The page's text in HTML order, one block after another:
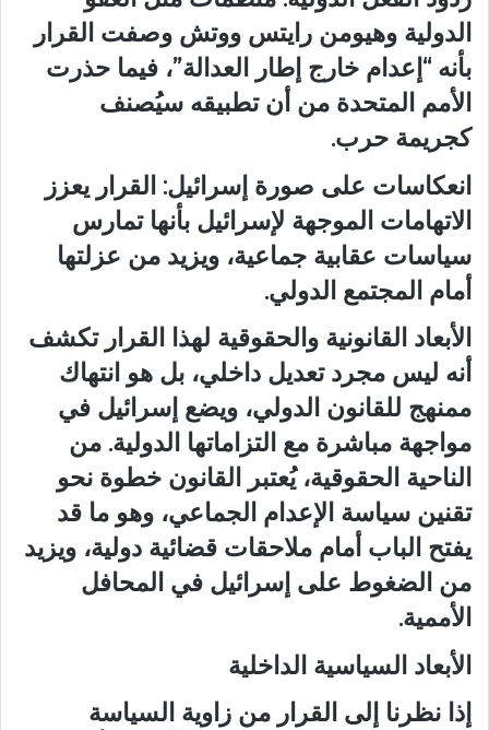
الدولية وهيومن رايتس ووتش وصفت القرار
بأنه “إعدام خارج إطار العدالة”، فيما حذرت
الأمم المتحدة من أن تطبيقه سيُصنف
كجريمة حرب.
انعكاسات على صورة إسرائيل: القرار يعزز
الاتهامات الموجهة لإسرائيل بأنها تمارس
سياسات عقابية جماعية، ويزيد من عزلتها
أمام المجتمع الدولي.
الأبعاد القانونية والحقوقية لهذا القرار تكشف
أنه ليس مجرد تعديل داخلي، بل هو انتهاك
ممنهج للقانون الدولي، ويضع إسرائيل في
مواجهة مباشرة مع التزاماتها الدولية. من
الناحية الحقوقية، يُعتبر القانون خطوة نحو
تقنين سياسة الإعدام الجماعي، وهو ما قد
يفتح الباب أمام ملاحقات قضائية دولية، ويزيد
من الضغوط على إسرائيل في المحافل
الأممية.
الأبعاد السياسية الداخلية
إذا نظرنا إلى القرار من زاوية السياسة